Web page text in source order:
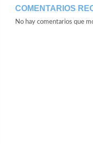
COMENTARIOS
No hay comentarios que